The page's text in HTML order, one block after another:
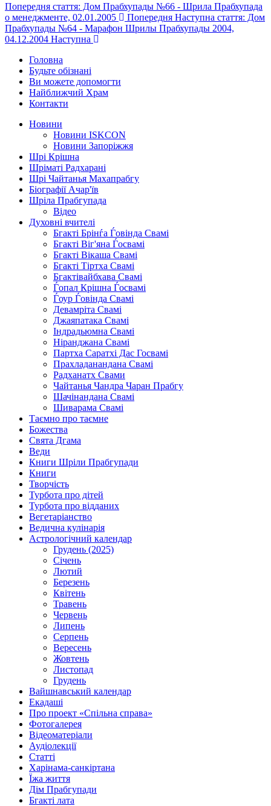
Попередня стаття: Дом Прабхупады №66 - Шрила Прабхупада
о менеджменте, 02.01.2005
Попередня Наступна стаття: Дом
Прабхупады №64 - Марафон Шрилы Прабхупады 2004,
04.12.2004 Наступна
Головна
Будьте обізнані
Ви можете допомогти
Найближчий Храм
Контакти
Новини
Новини ISKCON
Новини Запоріжжя
Шрі Крішна
Шріматі Радхарані
Шрі Чайтанья Махапрабгу
Біографії Ачар'їв
Шріла Прабгупада
Відео
Духовні вчителі
Бгакті Брінѓа Ѓовінда Свамі
Бгакті Віг'яна Ѓосвамі
Бгакті Вікаша Свамі
Бгакті Тіртха Свамі
Бгактівайбхава Свамі
Ѓопал Крішна Ѓосвамі
Ѓоур Ѓовінда Свамі
Девамріта Свамі
Джаяпатака Свамі
Індрадьюмна Свамі
Ніранджана Свамі
Партха Саратхі Дас Госвамі
Прахладанандана Свамі
Радханатх Свами
Чайтанья Чандра Чаран Прабгу
Шачінандана Свамі
Шиварама Свамі
Таємно про таємне
Божества
Свята Дгама
Веди
Книги Шріли Прабгупади
Книги
Творчість
Турбота про дітей
Турбота про відданих
Вегетаріанство
Ведична кулінарія
Астрологічний календар
Грудень (2025)
Січень
Лютий
Березень
Квітень
Травень
Червень
Липень
Серпень
Вересень
Жовтень
Листопад
Грудень
Вайшнавський календар
Екадаші
Про проект «Спільна справа»
Фотогалерея
Відеоматеріали
Аудіолекції
Статті
Харінама-санкіртана
Їжа життя
Дім Прабгупади
Бгакті лата